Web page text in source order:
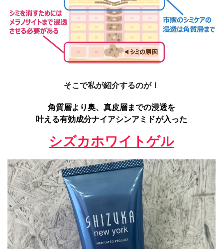
そこで私が紹介するのが！
角質層より奥、真皮層までの浸透を
叶える有効成分ナイアシンアミドが入った
シズカホワイトゲル